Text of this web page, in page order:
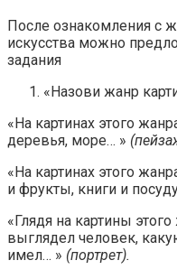
После ознакомления с
искусства можно
задания
«Назови жанр
«На картинах этого
деревья, море… »
«На картинах этого
и фрукты, книги и
«Глядя на картины
выглядел человек,
имел… » (портрет).